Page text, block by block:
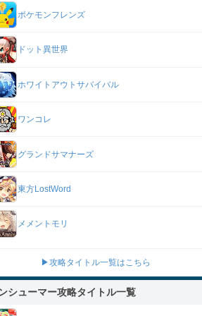
ポケモンフレンズ
ドット異世界
ホワイトアウトサバイバル
ワンコレ
グランドサマナーズ
東方LostWord
メメントモリ
▶攻略タイトル一覧はこちら
シューマー攻略タイトル一覧